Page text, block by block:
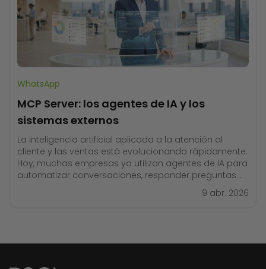
WhatsApp
MCP Server: los agentes de IA y los
sistemas externos
La inteligencia artificial aplicada a la atención al
cliente y las ventas está evolucionando rápidamente.
Hoy, muchas empresas ya utilizan agentes de IA para
automatizar conversaciones, responder preguntas
frecuentes y mejorar la experiencia del cliente. Sin
embargo, existe una limitación importante cuando un
9 abr. 2026